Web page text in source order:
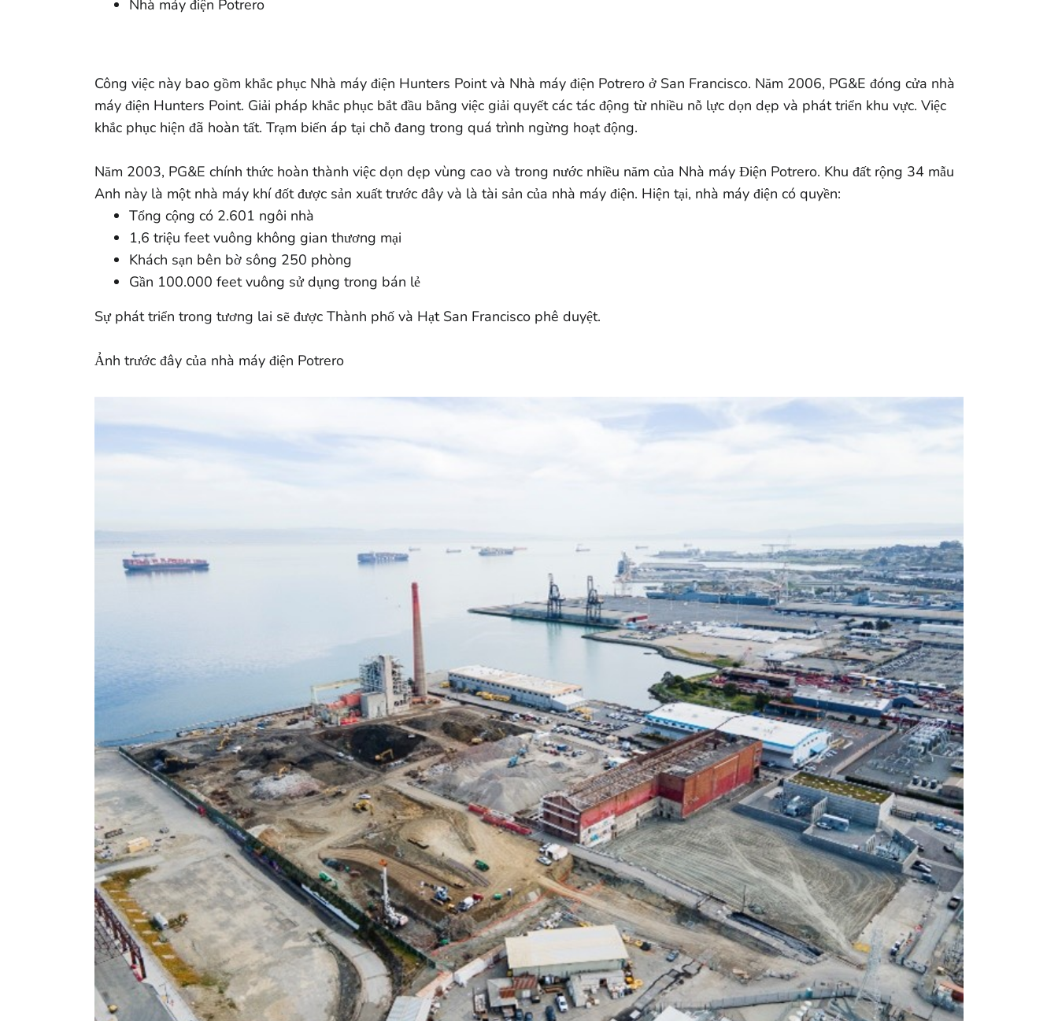
Nhà máy điện Potrero
Công việc này bao gồm khắc phục Nhà máy điện Hunters Point và Nhà máy điện Potrero ở San Francisco. Năm 2006, PG&E đóng cửa nhà
máy điện Hunters Point. Giải pháp khắc phục bắt đầu bằng việc giải quyết các tác động từ nhiều nỗ lực dọn dẹp và phát triển khu vực. Việc
khắc phục hiện đã hoàn tất. Trạm biến áp tại chỗ đang trong quá trình ngừng hoạt động.
Năm 2003, PG&E chính thức hoàn thành việc dọn dẹp vùng cao và trong nước nhiều năm của Nhà máy Điện Potrero. Khu đất rộng 34 mẫu
Anh này là một nhà máy khí đốt được sản xuất trước đây và là tài sản của nhà máy điện. Hiện tại, nhà máy điện có quyền:
Tổng cộng có 2.601 ngôi nhà
1,6 triệu feet vuông không gian thương mại
Khách sạn bên bờ sông 250 phòng
Gần 100.000 feet vuông sử dụng trong bán lẻ
Sự phát triển trong tương lai sẽ được Thành phố và Hạt San Francisco phê duyệt.
Ảnh trước đây của nhà máy điện Potrero